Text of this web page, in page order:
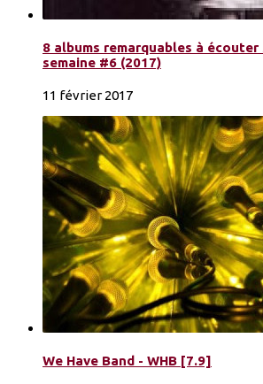
8 albums remarquables à écouter
semaine #6 (2017)
11 février 2017
We Have Band - WHB [7.9]